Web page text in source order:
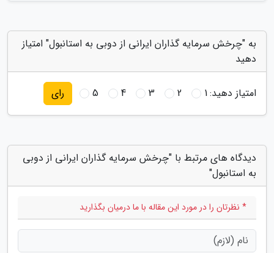
به "چرخش سرمایه گذاران ایرانی از دوبی به استانبول" امتیاز
دهید
امتیاز دهید:1
2
3
4
5 رای
دیدگاه های مرتبط با "چرخش سرمایه گذاران ایرانی از دوبی
به استانبول"
* نظرتان را در مورد این مقاله با ما درمیان بگذارید